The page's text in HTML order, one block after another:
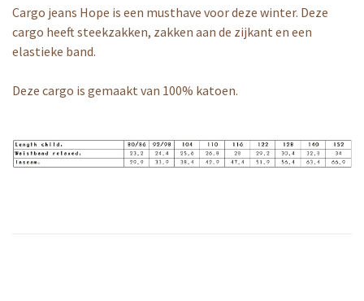
Cargo jeans Hope is een musthave voor deze winter. Deze
cargo heeft steekzakken, zakken aan de zijkant en een
elastieke band.
Deze cargo is gemaakt van 100% katoen.